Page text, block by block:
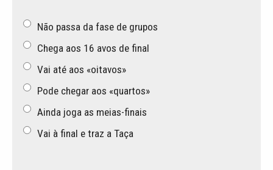
Não passa da fase de grupos
Chega aos 16 avos de final
Vai até aos «oitavos»
Pode chegar aos «quartos»
Ainda joga as meias-finais
Vai à final e traz a Taça